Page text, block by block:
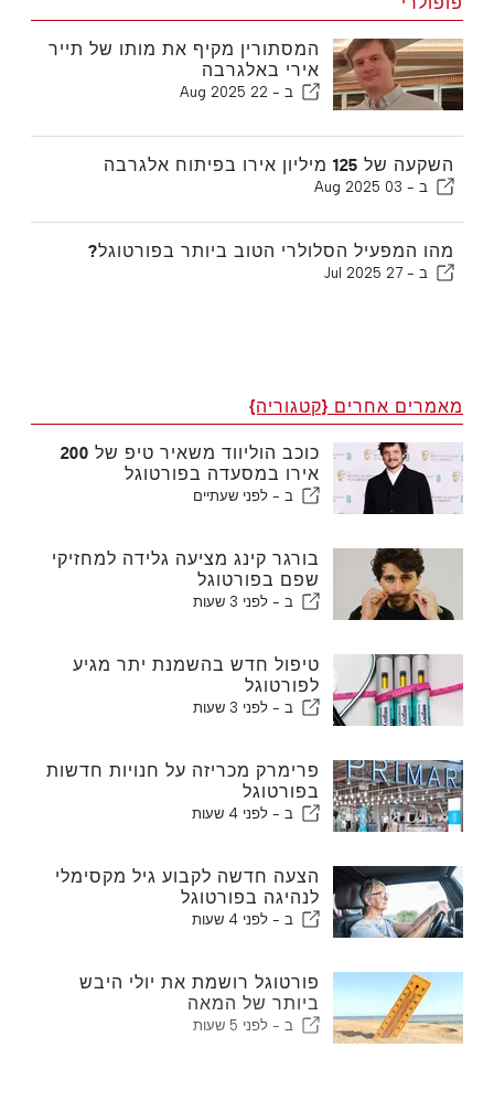
המסתורין מקיף את מותו של תייר
אירי באלגרבה
ב - 22 Aug 2025
השקעה של 125 מיליון אירו בפיתוח אלגרבה
ב - 03 Aug 2025
מהו המפעיל הסלולרי הטוב ביותר בפורטוגל?
ב - 27 Jul 2025
מאמרים אחרים {קטגוריה}
כוכב הוליווד משאיר טיפ של 200
אירו במסעדה בפורטוגל
ב - לפני שעתיים
בורגר קינג מציעה גלידה למחזיקי
שפם בפורטוגל
ב - לפני 3 שעות
טיפול חדש בהשמנת יתר מגיע
לפורטוגל
ב - לפני 3 שעות
פרימרק מכריזה על חנויות חדשות
בפורטוגל
ב - לפני 4 שעות
הצעה חדשה לקבוע גיל מקסימלי
לנהיגה בפורטוגל
ב - לפני 4 שעות
פורטוגל רושמת את יולי היבש
ביותר של המאה
ב - לפני 5 שעות